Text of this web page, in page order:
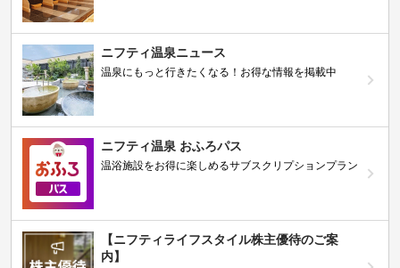
ニフティ温泉ニュース
温泉にもっと行きたくなる！お得な情報を掲載中
ニフティ温泉 おふろパス
温浴施設をお得に楽しめるサブスクリプションプラン
【ニフティライフスタイル株主優待のご案
内】